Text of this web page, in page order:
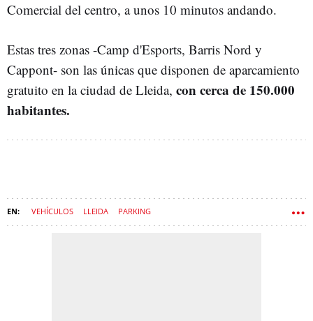
Comercial del centro, a unos 10 minutos andando.
Estas tres zonas -Camp d'Esports, Barris Nord y
Cappont- son las únicas que disponen de aparcamiento
gratuito en la ciudad de Lleida, con cerca de 150.000
habitantes.
VEHÍCULOS LLEIDA PARKING